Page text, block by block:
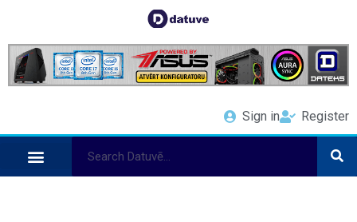
Sign in Register